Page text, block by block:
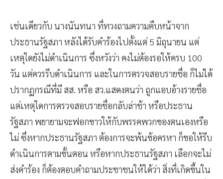
เช่นเดียวกับ นางนันทนา ที่ทวงถามความคืบหน้าจาก
ประธานรัฐสภา หลังได้รับคำร้องไปตั้งแต่ 5 มิถุนายน แต่
เหตุใดยังไม่ดำเนินการ ซึ่งหวังว่า คงไม่ต้องรอให้ครบ 100
วัน แต่ควรรีบดำเนินการ และในการตรวจสอบรายชื่อ ก็ไม่ได้
ปรากฏกรณีที่มี สส. หรือ สว.แสดงตนว่า ถูกแอบอ้างรายชื่อ
แต่เหตุใดการตรวจสอบรายชื่อกลับล่าช้า หรือประธาน
รัฐสภา พยายามจะฟอกขาวให้กับพรรคพวกของตนเองหรือ
ไม่ ซึ่งหากประธานรัฐสภา ต้องการจะพ้นข้อครหา ก็ขอให้รีบ
ดำเนินการตามขั้นตอน หรือหากประธานรัฐสภา เลือกจะไม่
ส่งคำร้อง ก็ต้องตอบคำถามประชาชนให้ได้ว่า สิ่งที่เกิดขึ้นใน